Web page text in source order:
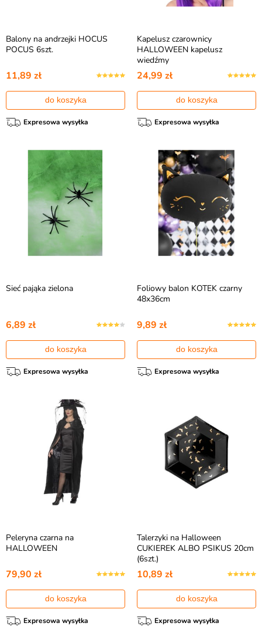
Balony na andrzejki HOCUS
POCUS 6szt.
11,89 zł
do koszyka
Expresowa wysyłka
Kapelusz czarownicy
HALLOWEEN kapelusz
wiedźmy
24,99 zł
do koszyka
Expresowa wysyłka
Sieć pająka zielona
6,89 zł
do koszyka
Expresowa wysyłka
Foliowy balon KOTEK czarny
48x36cm
9,89 zł
do koszyka
Expresowa wysyłka
Peleryna czarna na
HALLOWEEN
79,90 zł
do koszyka
Expresowa wysyłka
Talerzyki na Halloween
CUKIEREK ALBO PSIKUS 20cm
(6szt.)
10,89 zł
do koszyka
Expresowa wysyłka